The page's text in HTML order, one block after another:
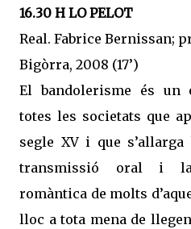
16.30 H LO PELOT
Real. Fabrice Bernissan;
Bigòrra, 2008 (17’)
El bandolerisme és un
totes les societats que
segle XV i que
transmissió oral i
romàntica de molts
lloc a tota mena de